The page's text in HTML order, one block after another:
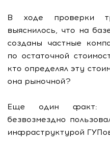
В ходе проверки
выяснилось, что на
созданы частные
по остаточной
кто определял эту
она рыночной?
Еще один факт:
безвозмездно
инфраструктурой